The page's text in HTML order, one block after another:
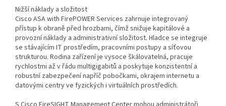
Nižší náklady a složitost
Cisco ASA with FirePOWER Services zahrnuje integrovaný
přístup k obraně před hrozbami, čímž snižuje kapitálové a
provozní náklady a administrativní složitost. Hladce se integruje
se stávajícím IT prostředím, pracovními postupy a síťovou
strukturou. Rodina zařízení je vysoce škálovatelná, pracuje
rychlostmi až v řádu multigigabitů a poskytuje konzistentní a
robustní zabezpečení napříč pobočkami, okrajem internetu a
datovými centry ve fyzických i virtuálních prostředích.